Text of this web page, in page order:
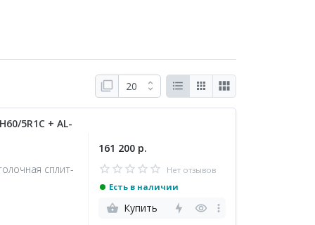
5R1C + AL-
сплит-
161 200 р.
Нет отзывов
Есть в наличии
Купить